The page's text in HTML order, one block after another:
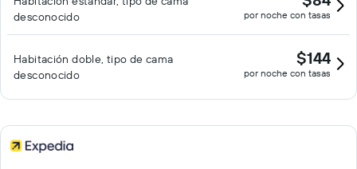
desconocido
por noche con tasas
Habitación doble, tipo de cama
desconocido
$144
por noche con tasas